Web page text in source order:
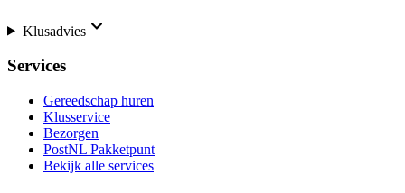
Klusadvies
Services
Gereedschap huren
Klusservice
Bezorgen
PostNL Pakketpunt
Bekijk alle services